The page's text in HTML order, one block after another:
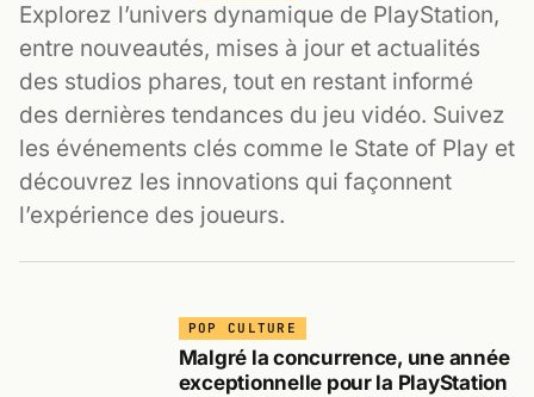
Explorez l’univers dynamique de PlayStation,
entre nouveautés, mises à jour et actualités
des studios phares, tout en restant informé
des dernières tendances du jeu vidéo. Suivez
les événements clés comme le State of Play et
découvrez les innovations qui façonnent
l’expérience des joueurs.
POP CULTURE
Malgré la concurrence, une année
exceptionnelle pour la PlayStation